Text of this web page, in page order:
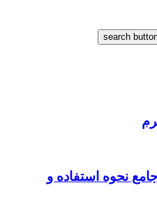
نحوه استفاده و